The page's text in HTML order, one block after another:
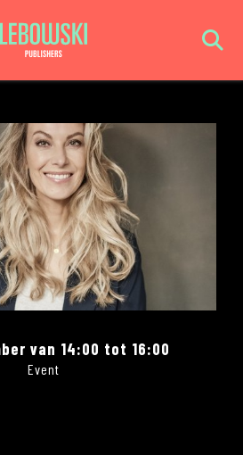
van 14:00 tot 16:00
Event